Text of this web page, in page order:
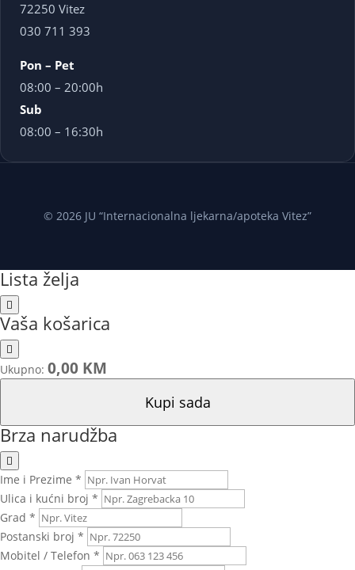
72250 Vitez
030 711 393
Pon – Pet
08:00 – 20:00h
Sub
08:00 – 16:30h
© 2026 JU “Internacionalna ljekarna/apoteka Vitez”
Lista želja
Vaša košarica
Ukupno: 0,00 KM
Kupi sada
Brza narudžba
Ime i Prezime *
Ulica i kućni broj *
Grad *
Postanski broj *
Mobitel / Telefon *